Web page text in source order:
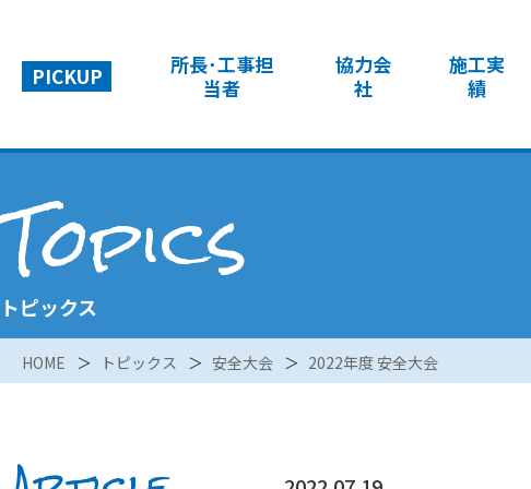
PICKUP
所長･工事担
当者
協力会
社
施工実
績
Topics
トピックス
HOME トピックス 安全大会 2022年度 安全大会